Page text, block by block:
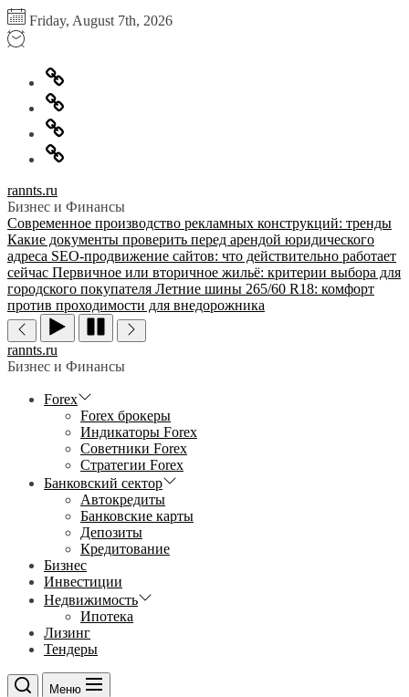
Перейти
к
содержимому
Friday, August 7th, 2026
Главная
Информация
для
правообладателей
Обратная
связь
Политика
конфиденциальности
rannts.ru
Бизнес и Финансы
Современное производство рекламных конструкций: тренды
Какие документы проверить перед арендой юридического
адреса SEO-продвижение сайтов: что действительно работает
сейчас Первичное или вторичное жильё: критерии выбора для
городского покупателя Летние шины 265/60 R18: комфорт
против проходимости для внедорожника
rannts.ru
Бизнес и Финансы
Forex
Forex брокеры
Индикаторы Forex
Советники Forex
Стратегии Forex
Банковский сектор
Автокредиты
Банковские карты
Депозиты
Кредитование
Бизнес
Инвестиции
Недвижимость
Ипотека
Лизинг
Тендеры
Меню